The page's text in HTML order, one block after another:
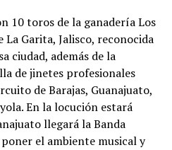
10 toros de la ganadería Los
Garita, Jalisco, reconocida
ciudad, además de la
de jinetes profesionales
de Barajas, Guanajuato,
En la locución estará
llegará la Banda
el ambiente musical y